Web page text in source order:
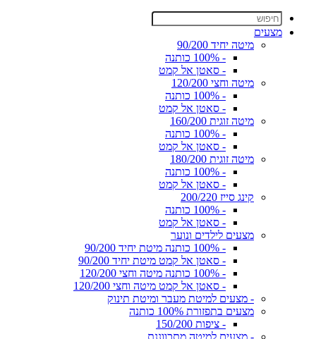
מצעים
מיטה יחיד 90/200
- 100% כותנה
- סאטן אל קמט
מיטה וחצי 120/200
- 100% כותנה
- סאטן אל קמט
מיטה זוגית 160/200
- 100% כותנה
- סאטן אל קמט
מיטה זוגית 180/200
- 100% כותנה
- סאטן אל קמט
קינג סייז 200/220
- 100% כותנה
- סאטן אל קמט
מצעים לילדים ונוער
- 100% כותנה מיטת יחיד 90/200
- סאטן אל קמט מיטת יחיד 90/200
- 100% כותנה מיטה וחצי 120/200
- סאטן אל קמט מיטה וחצי 120/200
- מצעים למיטת מעבר ומיטת תינוק
מצעים בתפזורת 100% כותנה
- ציפות 150/200
- מצעים למיטה מתכווננת